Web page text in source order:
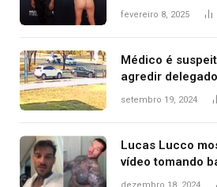
após Bianca
fevereiro 8, 2025
Médico é
agredir
durante
setembro 19, 2024
Lucas Lucco
vídeo tomando
diz ‘foi mal’